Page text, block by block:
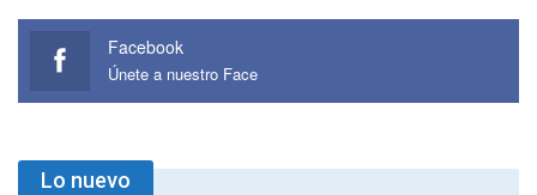
Facebook
Únete a nuestro Face
Lo nuevo